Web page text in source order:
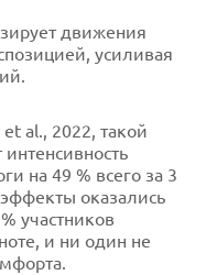
движения
усиливая
al., 2022, такой
на 49 % всего за 3
оказались
участников
и ни один не